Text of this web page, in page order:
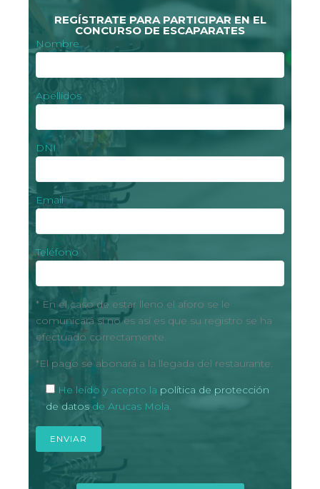
REGÍSTRATE PARA PARTICIPAR EN EL
CONCURSO DE ESCAPARATES
Nombre
Apellidos
DNI
Email
Teléfono
* En el caso de estar lleno el aforo se le
comunicará si no es así es que su registro se ha
efectuado correctamente.
*El pago se abonará a la llegada del restaurante.
He leído y acepto la política de protección
de datosde Arucas Mola.